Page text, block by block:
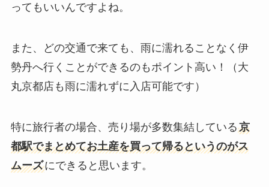
ってもいいんですよね。
また、どの交通で来ても、雨に濡れることなく伊
勢丹へ行くことができるのもポイント高い！（大
丸京都店も雨に濡れずに入店可能です）
特に旅行者の場合、売り場が多数集結している京
都駅でまとめてお土産を買って帰るというのがス
ムーズにできると思います。